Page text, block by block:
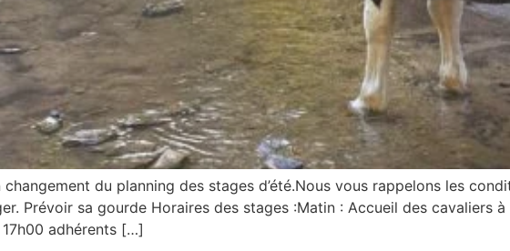
changement du planning des stages d’été.Nous vous rappelons les
Prévoir sa gourde Horaires des stages :Matin : Accueil des cavaliers
adhérents […]